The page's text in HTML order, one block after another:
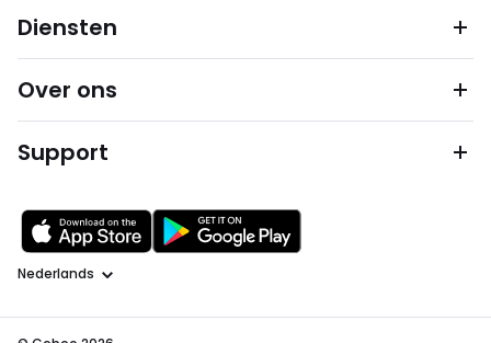
Diensten
Over ons
Support
Taal